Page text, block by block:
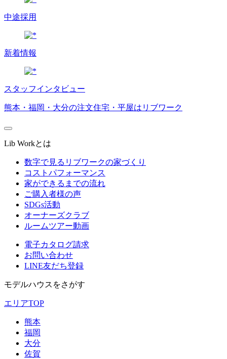
中途採用
新着情報
スタッフインタビュー
熊本・福岡・大分の注文住宅・平屋はリブワーク
Lib Workとは
数字で見るリブワークの家づくり
コストパフォーマンス
家ができるまでの流れ
ご購入者様の声
SDGs活動
オーナーズクラブ
ルームツアー動画
電子カタログ請求
お問い合わせ
LINE友だち登録
モデルハウスをさがす
エリアTOP
熊本
福岡
大分
佐賀